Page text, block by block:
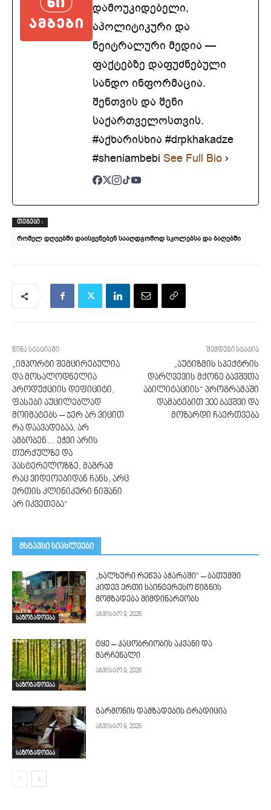
დამოუკიდებელი,
აპოლიტიკური და
ნეიტრალური მედია —
ფაქტებზე დაფუძნებული
სანდო ინფორმაცია.
შენთვის და შენი
საქართველოსთვის.
#აქხარისხია #drpkhakadze
#sheniambebi See Full Bio
ᲗᲔᲒᲔᲑᲘ :
რომელ დღეებში დაისვენებენ სააღდგომოდ სკოლებსა და ბაღებში
წინა სტატიაში
„იმპორტი შემცირებულია
და მოსალოდნელია
პროდუქციის დეფიციტი,
ფასები აუცილებლად
მოიმატებს – ჯერ არ ვიცით
რა დაავადებაა, არ
ამბობენ… ეჭვი არის
თურქულზე და
პასტერელოზზე, მაგრამ
რაც ვიდეოებიდან ჩანს, არც
ერთის კლინიკური ნიშანი
არ იკვეთება“
შემდეგი სტატია
„აუტიზმის სპექტრის
დარღვევის მქონე ბავშვთა
აბილიტაციის“ პროგრამაში
დამატებით 300 ბავშვი და
მოზარდი ჩაერთვება
მსგავსი სიახლეები
საზოგადოება
„ხალხური რეწვა აჭარაში“ – ბათუმში
კიდევ ერთი საინტერესო წიგნის
მომზადება მიმდინარეობს
აგვისტო 9, 2026
საზოგადოება
ტყე – კაცობრიობის აკვანი და
მარჩენალი
აგვისტო 9, 2026
საზოგადოება
გარმონის დამზადების ტრადიცია
აგვისტო 9, 2026